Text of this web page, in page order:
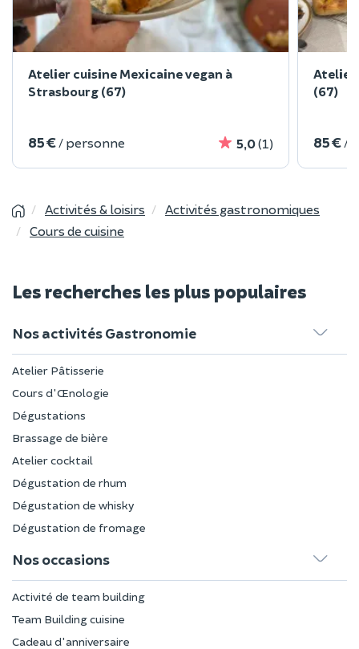
Atelier cuisine Mexicaine vegan à
Strasbourg (67)
85 € / personne 5,0(1)
Atelier
(67)
85 € /
Activités & loisirs
Activités gastronomiques
Cours de cuisine
Les recherches les plus populaires
Nos activités Gastronomie
Atelier Pâtisserie
Cours d'Œnologie
Dégustations
Brassage de bière
Atelier cocktail
Dégustation de rhum
Dégustation de whisky
Dégustation de fromage
Nos occasions
Activité de team building
Team Building cuisine
Cadeau d'anniversaire